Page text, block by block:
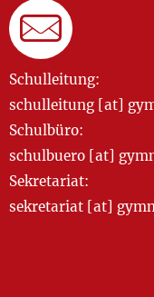
Schulleitung:
schulleitung [at]
Schulbüro:
schulbuero [at]
Sekretariat:
sekretariat [at]